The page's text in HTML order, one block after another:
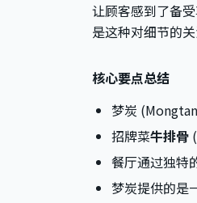
让顾客感到了备
是这种对细节的
核心要点总结
梦炭
招牌菜牛排骨
餐厅通过独特
梦炭提供的是